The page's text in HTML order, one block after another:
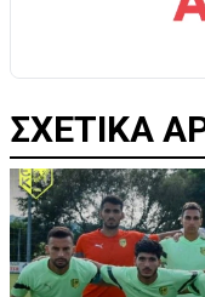
ΣΧΕΤΙΚΑ